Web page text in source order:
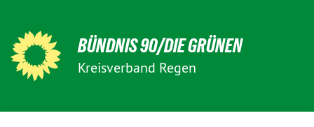
BÜNDNIS 90/DIE GRÜNEN
Kreisverband Regen